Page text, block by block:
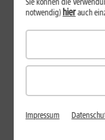
aktuellen Festnetztest
Gesamtnote „sehr
verbessert sich 1&1
Grundlage des Tests
Messungen von
Die wichtigsten
Festnetztests 2026
Sie können die
notwendig) hierauch
Impressum